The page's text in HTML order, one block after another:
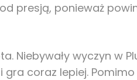
presją, ponieważ
Niebywały wyczyn w
gra coraz lepiej.